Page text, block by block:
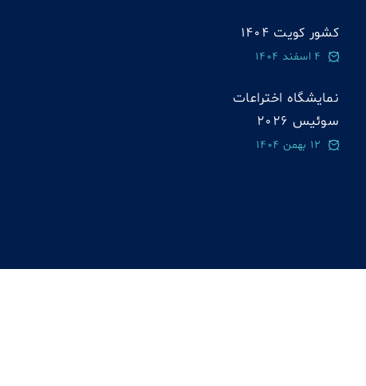
کشور کویت 1404
4 اسفند 1404
نمایشگاه اختراعات
سوئيس 2026
12 بهمن 1404